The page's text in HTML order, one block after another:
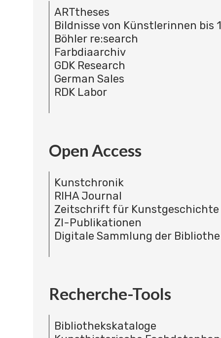
ARTtheses
Bildnisse von Künstlerinnen bis
Böhler re:search
Farbdiaarchiv
GDK Research
German Sales
RDK Labor
Open Access
Kunstchronik
RIHA Journal
Zeitschrift für Kunstgeschichte
ZI-Publikationen
Digitale Sammlung der
Recherche-Tools
Bibliothekskataloge